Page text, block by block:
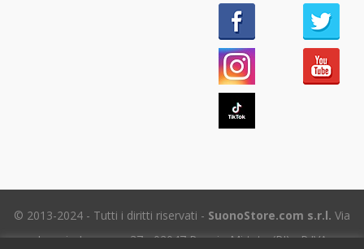
© 2013-2024 - Tutti i diritti riservati - SuonoStore.com s.r.l. Via
Ignazio Losacco, 37 - 02047 Poggio Mirteto (RI) - P.IVA